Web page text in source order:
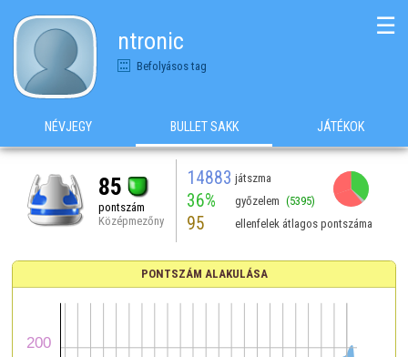
ntronic
Befolyásos tag
☰
NÉVJEGY BULLET SAKK JÁTÉKOK
85
pontszám
Középmezőny
14883 játszma
36% győzelem (5395)
95 ellenfelek átlagos pontszáma
PONTSZÁM ALAKULÁSA